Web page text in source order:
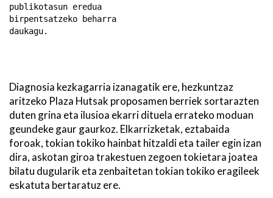
publikotasun eredua
birpentsatzeko beharra
daukagu.
Diagnosia kezkagarria izanagatik ere, hezkuntzaz
aritzeko Plaza Hutsak proposamen berriek sortarazten
duten grina eta ilusioa ekarri dituela errateko moduan
geundeke gaur gaurkoz. Elkarrizketak, eztabaida
foroak, tokian tokiko hainbat hitzaldi eta tailer egin izan
dira, askotan giroa trakestuen zegoen tokietara joatea
bilatu dugularik eta zenbaitetan tokian tokiko eragileek
eskatuta bertaratuz ere.